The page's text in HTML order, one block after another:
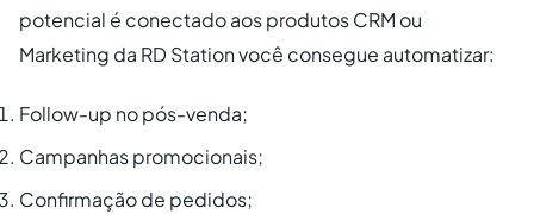
potencial é conectado aos produtos CRM ou
Marketing da RD Station você consegue automatizar:
Follow-up no pós-venda;
Campanhas promocionais;
Confirmação de pedidos;